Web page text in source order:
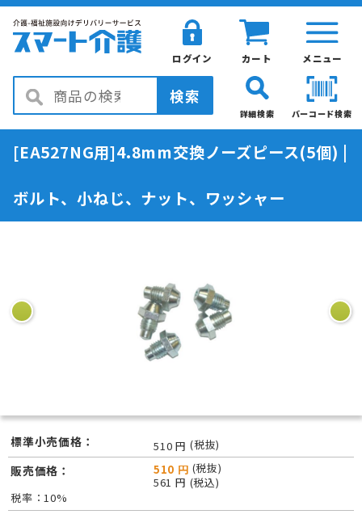
メニュー
カート
ログイン
検索
バーコード検索
詳細検索
[EA527NG用]4.8mm交換ノーズピース(5個) |
ボルト、小ねじ、ナット、ワッシャー
標準小売価格： 510 円 (税抜)
販売価格： 510 円 (税抜)
561 円 (税込)
税率：10%